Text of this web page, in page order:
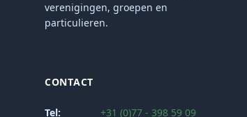
verenigingen, groepen en
particulieren.
CONTACT
Tel: +31 (0)77 - 398 59 09